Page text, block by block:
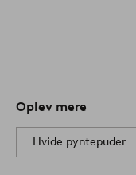
Oplev mere
Hvide pyntepuder